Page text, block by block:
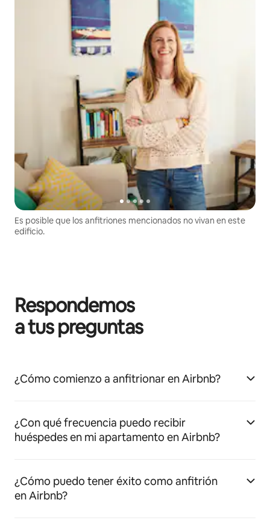
Es posible que los anfitriones mencionados no vivan en este
edificio.
Respondemos
a tus preguntas
¿Cómo comienzo a anfitrionar en Airbnb?
¿Con qué frecuencia puedo recibir
huéspedes en mi apartamento en Airbnb?
¿Cómo puedo tener éxito como anfitrión
en Airbnb?